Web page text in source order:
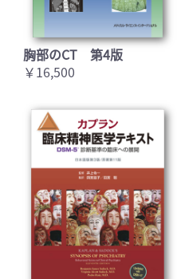
胸部のCT 第4版
￥16,500